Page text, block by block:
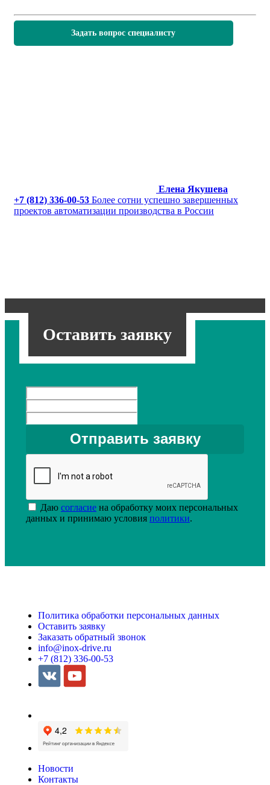
Задать вопрос специалисту
Елена Якушева
+7 (812) 336-00-53 Более сотни успешно завершенных
проектов автоматизации производства в России
Оставить заявку
Даю согласие на обработку моих персональных
данных и принимаю условия политики.
Политика обработки персональных данных
Оставить заявку
Заказать обратный звонок
info@inox-drive.ru
+7 (812) 336-00-53
Новости
Контакты